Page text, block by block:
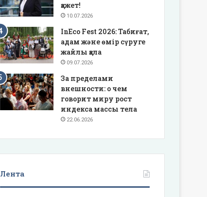
қажет!
10.07.2026
InEco Fest 2026: Табиғат,
адам және өмір сүруге
жайлы қала
09.07.2026
За пределами
внешности: о чем
говорит миру рост
индекса массы тела
22.06.2026
Лента